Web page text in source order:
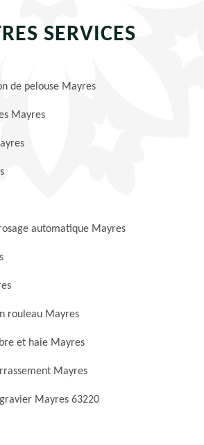
SERVICES
de pelouse Mayres
Mayres
automatique Mayres
rouleau Mayres
et haie Mayres
Mayres
Mayres 63220